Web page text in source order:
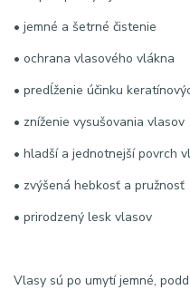
• jemné a šetrné čistenie
• ochrana vlasového vlákna
• predĺženie účinku
• zníženie vysušovania vlasov
• hladší a jednotnejší povrch
• zvýšená hebkosť a pružnosť
• prirodzený lesk vlasov
Vlasy sú po umytí jemné,